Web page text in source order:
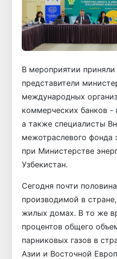
В мероприятии приняли
представители
международных
коммерческих банков -
а также специалисты
межотраслевого фонда
при Министерстве
Узбекистан.
Сегодня почти
производимой в
жилых домах. В то же
процентов общего
парниковых газов в
Азии и Восточной